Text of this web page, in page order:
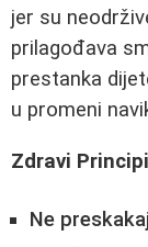
jer su
prilagođava
prestanka
u promeni
Zdravi
Ne